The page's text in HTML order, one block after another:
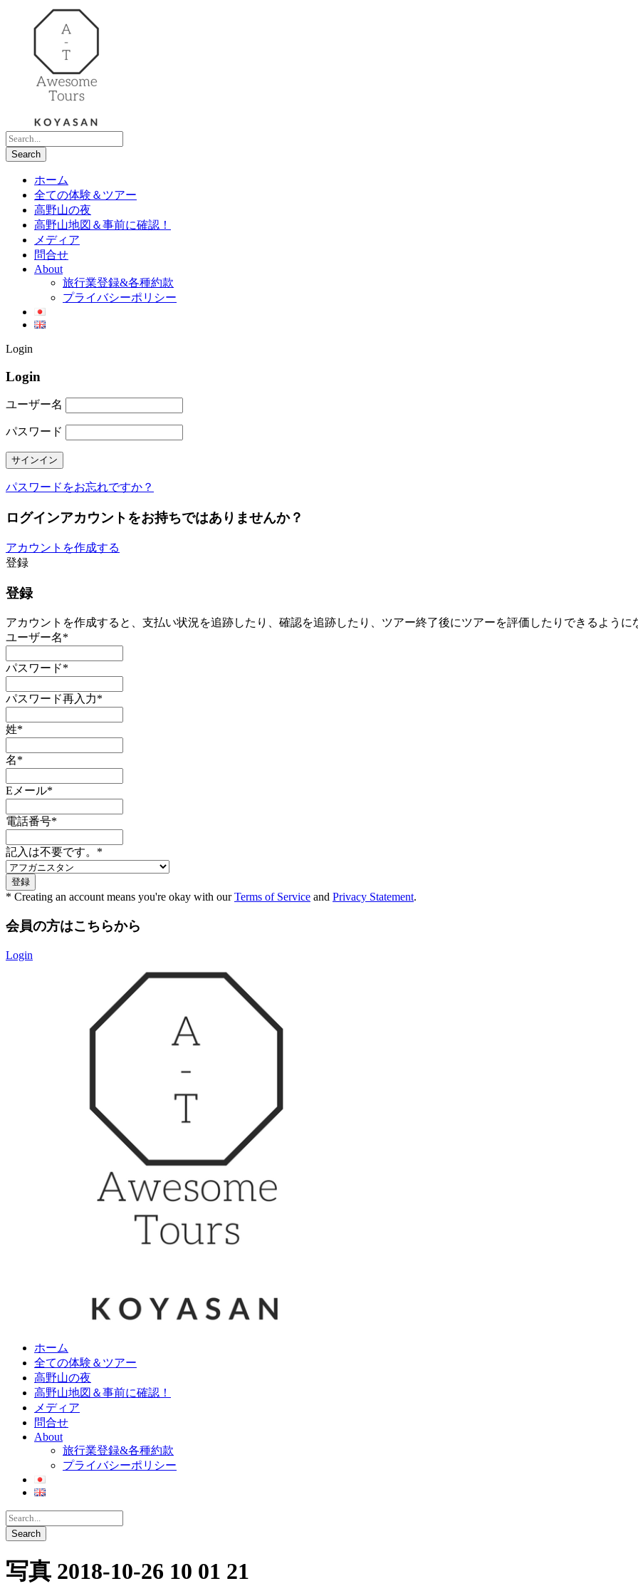
ホーム
全ての体験＆ツアー
高野山の夜
高野山地図＆事前に確認！
メディア
問合せ
About
旅行業登録&各種約款
プライバシーポリシー
Login
Login
ユーザー名
パスワード
パスワードをお忘れですか？
ログインアカウントをお持ちではありませんか？
アカウントを作成する
登録
登録
アカウントを作成すると、支払い状況を追跡したり、確認を追跡したり、ツアー終了後にツアーを評価したりできるように
ユーザー名*
パスワード*
パスワード再入力*
姓*
名*
Eメール*
電話番号*
記入は不要です。 *
* Creating an account means you're okay with ourTerms of Service and Privacy Statement.
会員の方はこちらから
Login
ホーム
全ての体験＆ツアー
高野山の夜
高野山地図＆事前に確認！
メディア
問合せ
About
旅行業登録&各種約款
プライバシーポリシー
写真 2018-10-26 10 01 21